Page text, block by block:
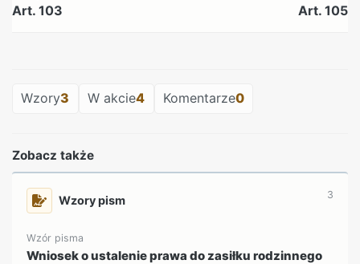
Art. 103 Art. 105
Wzory3 W akcie4 Komentarze0
Zobacz także
Wzory pism 3
Wzór pisma
Wniosek o ustalenie prawa do zasiłku rodzinnego